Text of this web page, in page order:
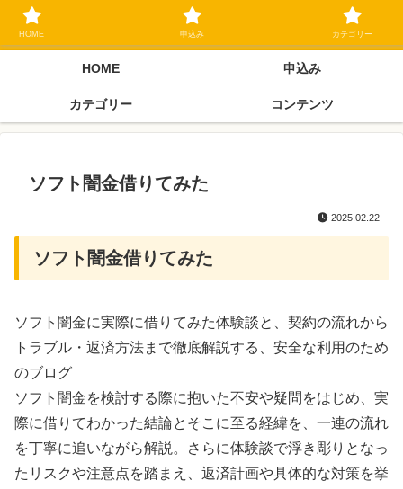
ブラックリスト長期延滞中でもOK 独自審査フリーローン 在籍確認なしの街
金クローネにご相談ください
HOME 申込み
カテゴリー コンテンツ
ソフト闇金借りてみた
2025.02.22
ソフト闇金借りてみた
ソフト闇金に実際に借りてみた体験談と、契約の流れから
トラブル・返済方法まで徹底解説する、安全な利用のため
のブログ
ソフト闇金を検討する際に抱いた不安や疑問をはじめ、実
際に借りてわかった結論とそこに至る経緯を、一連の流れ
を丁寧に追いながら解説。さらに体験談で浮き彫りとなっ
たリスクや注意点を踏まえ、返済計画や具体的な対策を挙
HOME 申込み カテゴリー